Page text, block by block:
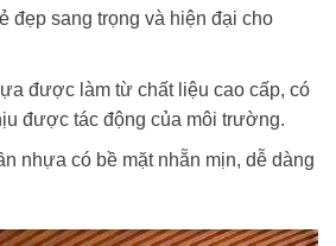
đẹp sang trọng và hiện đại cho
được làm từ chất liệu cao cấp, có
được tác động của môi trường.
nhựa có bề mặt nhẵn mịn, dễ dàng